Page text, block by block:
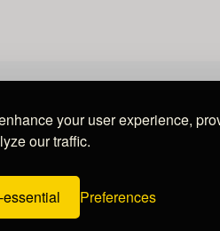
your user experience,
our traffic.
Preferences